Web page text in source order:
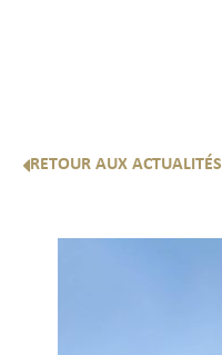
RETOUR AUX ACTUALITÉS